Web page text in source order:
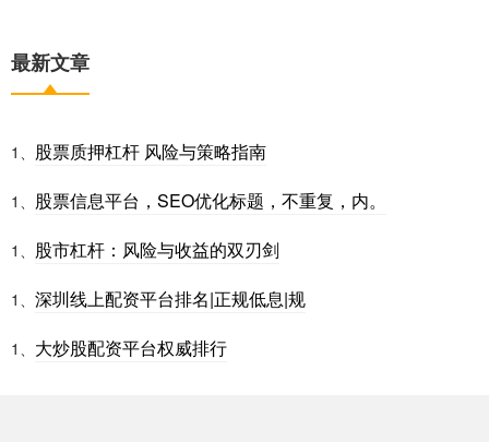
最新文章
1、 股票质押杠杆 风险与策略指南
1、 股票信息平台，SEO优化标题，不重复，内。
1、 股市杠杆：风险与收益的双刃剑
1、 深圳线上配资平台排名|正规低息|规
1、 大炒股配资平台权威排行